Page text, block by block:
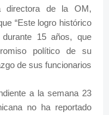
directora de la OM,
“Este logro histórico
15 años, que
político de su
de sus funcionarios
a la semana 23
no ha reportado